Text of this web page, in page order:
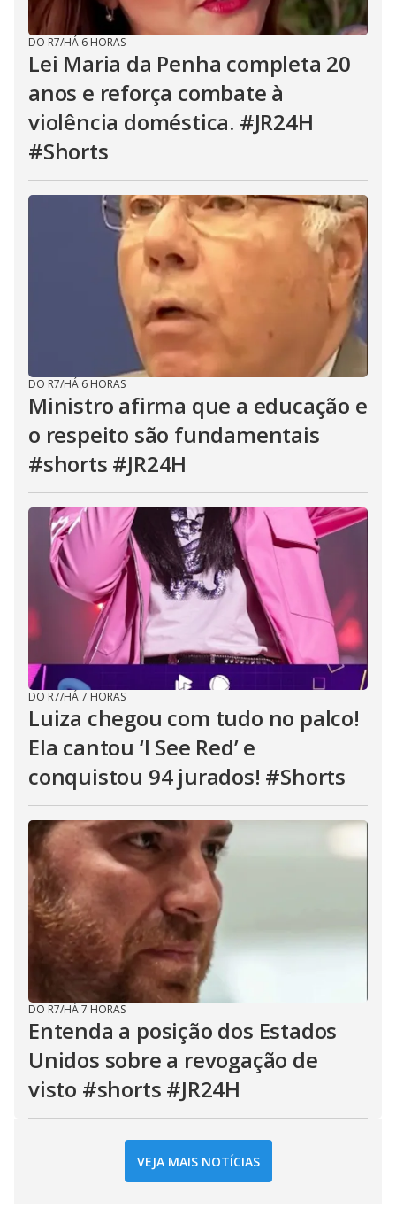
DO R7/HÁ 6 HORAS
Lei Maria da Penha completa 20
anos e reforça combate à
violência doméstica. #JR24H
#Shorts
DO R7/HÁ 6 HORAS
Ministro afirma que a educação e
o respeito são fundamentais
#shorts #JR24H
DO R7/HÁ 7 HORAS
Luiza chegou com tudo no palco!
Ela cantou ‘I See Red’ e
conquistou 94 jurados! #Shorts
DO R7/HÁ 7 HORAS
Entenda a posição dos Estados
Unidos sobre a revogação de
visto #shorts #JR24H
VEJA MAIS NOTÍCIAS